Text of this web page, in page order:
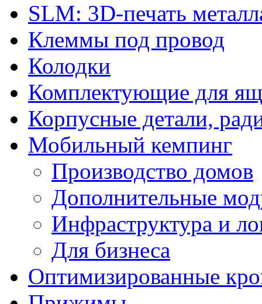
SLM: 3D-печать
Клеммы под провод
Колодки
Комплектующие для
Корпусные детали,
Мобильный кемпинг
Производство домов
Дополнительные
Инфраструктура и
Для бизнеса
Оптимизированные